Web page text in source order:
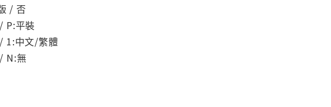
/ 否
P:平裝
1:中文/繁體
N:無